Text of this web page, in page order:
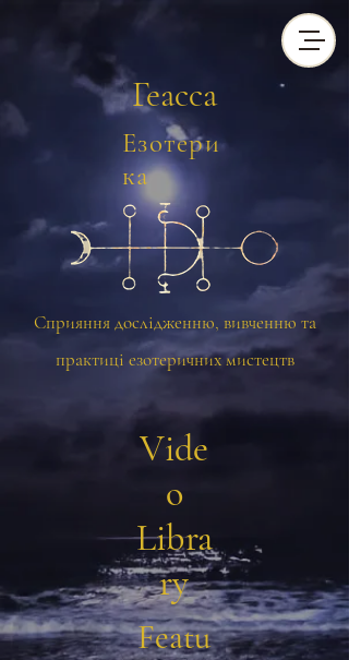
Геасса
Сприяння дослідженню, вивченню та
практиці езотеричних мистецтв
Езотери
ка
Vide
o
Libra
ry
Featu